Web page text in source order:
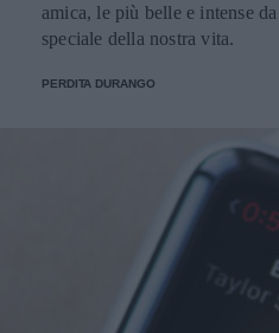
amica, le più belle e intense
speciale della nostra vita.
PERDITA DURANGO